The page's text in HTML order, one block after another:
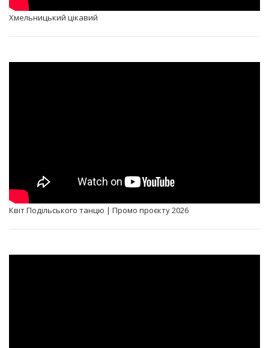
Хмельницький цікавий
Квіт Подільського танцю | Промо проєкту 2026